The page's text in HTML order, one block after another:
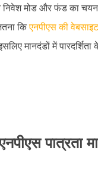
मोड और फंड का
किएनपीएस की
मानदंडों में पारदर्शिता
पात्रता